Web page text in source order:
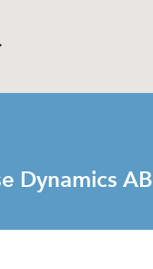
Dynamics AB